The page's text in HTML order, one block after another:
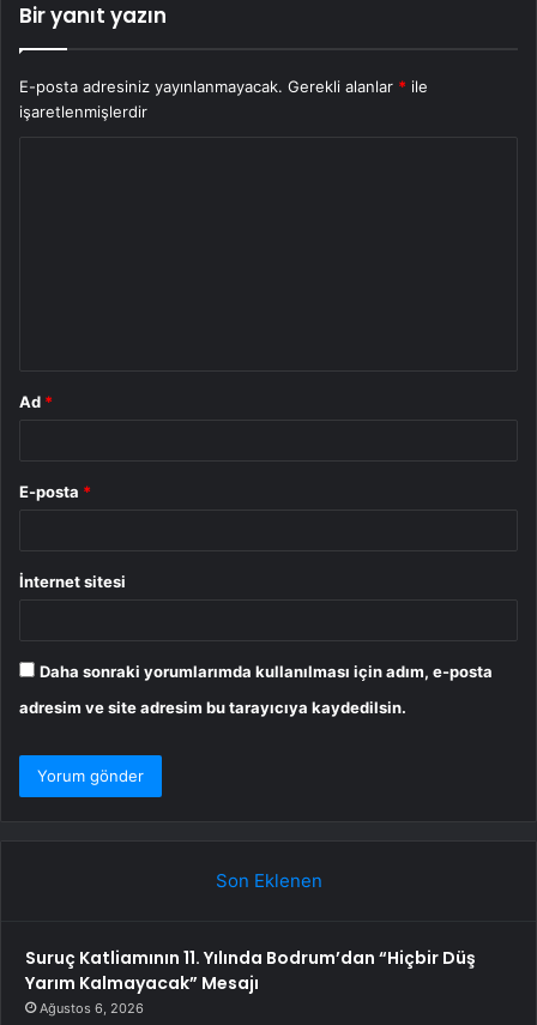
Bir yanıt yazın
E-posta adresiniz yayınlanmayacak. Gerekli alanlar * ile
işaretlenmişlerdir
Ad *
E-posta *
İnternet sitesi
Daha sonraki yorumlarımda kullanılması için adım, e-posta
adresim ve site adresim bu tarayıcıya kaydedilsin.
Son Eklenen
Suruç Katliamının 11. Yılında Bodrum’dan “Hiçbir Düş
Yarım Kalmayacak” Mesajı
Ağustos 6, 2026